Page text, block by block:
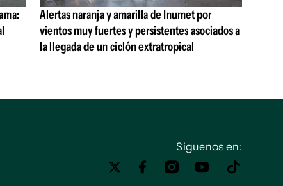
Alertas naranja y amarilla de Inumet por
vientos muy fuertes y persistentes asociados a
la llegada de un ciclón extratropical
Siguenos en: